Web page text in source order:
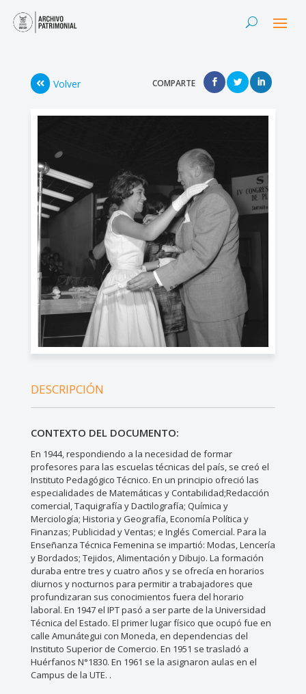
Volver COMPARTE
DESCRIPCIÓN
CONTEXTO DEL DOCUMENTO:
En 1944, respondiendo a la necesidad de formar
profesores para las escuelas técnicas del país, se creó el
Instituto Pedagógico Técnico. En un principio ofreció las
especialidades de Matemáticas y Contabilidad;Redacción
comercial, Taquigrafía y Dactilografía; Química y
Merciología; Historia y Geografía, Economía Política y
Finanzas; Publicidad y Ventas; e Inglés Comercial. Para la
Enseñanza Técnica Femenina se impartió: Modas, Lencería
y Bordados; Tejidos, Alimentación y Dibujo. La formación
duraba entre tres y cuatro años y se ofrecía en horarios
diurnos y nocturnos para permitir a trabajadores que
profundizaran sus conocimientos fuera del horario
laboral. En 1947 el IPT pasó a ser parte de la Universidad
Técnica del Estado. El primer lugar físico que ocupó fue en
calle Amunátegui con Moneda, en dependencias del
Instituto Superior de Comercio. En 1951 se trasladó a
Huérfanos N°1830. En 1961 se la asignaron aulas en el
Campus de la UTE. .